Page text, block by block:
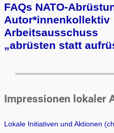
FAQs NATO-
Autor*innenkollektiv
Arbeits­aus­schuss
„ab­rüs­ten statt
Impressionen lokaler
Lokale Initiativen und Aktionen